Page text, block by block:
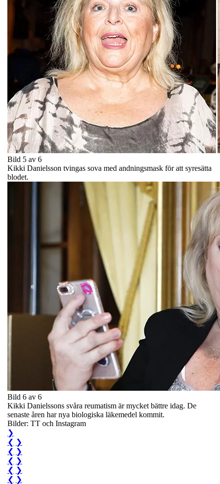
Bild 5 av 6
Kikki Danielsson tvingas sova med andningsmask för att syresätta
blodet.
Bild 6 av 6
Kikki Danielssons svåra reumatism är mycket bättre idag. De
senaste åren har nya biologiska läkemedel kommit.
Bilder: TT och Instagram
❯
❮ ❯
❮ ❯
❮ ❯
❮ ❯
❮ ❯